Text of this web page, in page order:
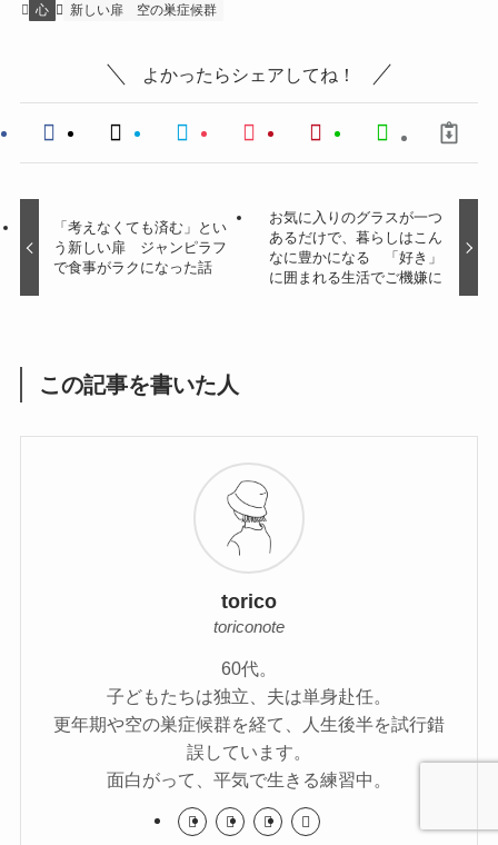
心 新しい扉 空の巣症候群
よかったらシェアしてね！
「考えなくても済む」とい
う新しい扉 ジャンピラフ
で食事がラクになった話
お気に入りのグラスが一つ
あるだけで、暮らしはこん
なに豊かになる 「好き」
に囲まれる生活でご機嫌に
この記事を書いた人
torico
toriconote
60代。
子どもたちは独立、夫は単身赴任。
更年期や空の巣症候群を経て、人生後半を試行錯
誤しています。
面白がって、平気で生きる練習中。